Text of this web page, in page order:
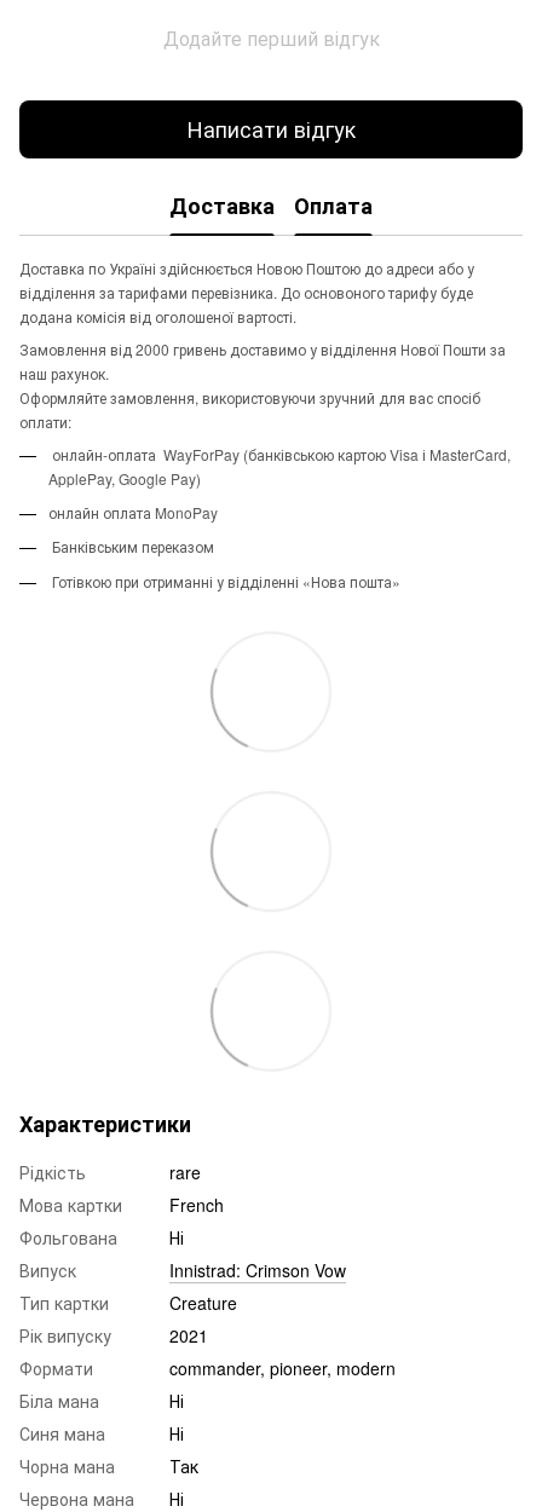
Додайте перший відгук
Написати відгук
Доставка Оплата
Доставка по Україні здійснюється Новою Поштою до адреси або у
відділення за тарифами перевізника. До основоного тарифу буде
додана комісія від оголошеної вартості.
Замовлення від 2000 гривень доставимо у відділення Нової Пошти за
наш рахунок.
Оформляйте замовлення, використовуючи зручний для вас спосіб
оплати:
онлайн-оплата WayForPay (банківською картою Visa і MasterCard,
ApplePay, Google Pay)
онлайн оплата MonoPay
Банківським переказом
Готівкою при отриманні у відділенні «Нова пошта»
Характеристики
Рідкість
rare
Мова картки
French
Фольгована
Ні
Випуск
Innistrad: Crimson Vow
Тип картки
Creature
Рік випуску
2021
Формати
commander, pioneer, modern
Біла мана
Ні
Синя мана
Ні
Чорна мана
Так
Червона мана
Ні